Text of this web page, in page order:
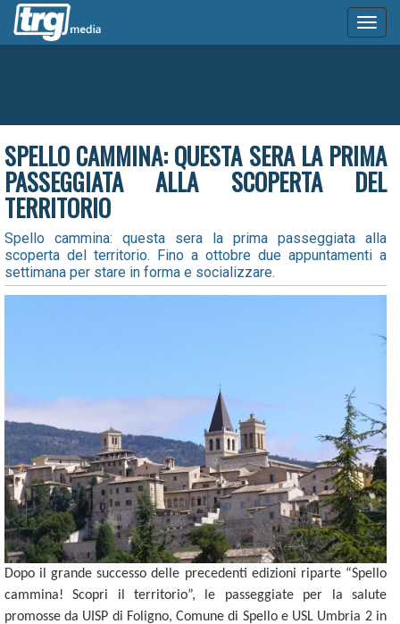
SPELLO CAMMINA: QUESTA SERA LA PRIMA
PASSEGGIATA ALLA SCOPERTA DEL
TERRITORIO
Spello cammina: questa sera la prima passeggiata alla
scoperta del territorio. Fino a ottobre due appuntamenti a
settimana per stare in forma e socializzare.
Dopo il grande successo delle precedenti edizioni riparte “Spello
cammina! Scopri il territorio”, le passeggiate per la salute
promosse da UISP di Foligno, Comune di Spello e USL Umbria 2 in